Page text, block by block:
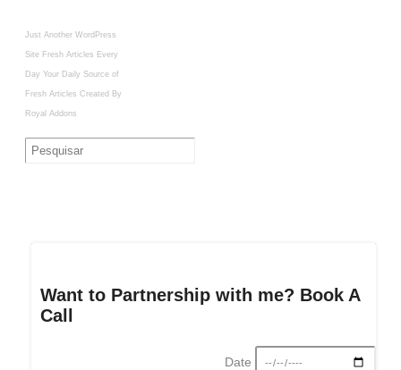
Just Another WordPress
Site Fresh Articles Every
Day Your Daily Source of
Fresh Articles Created By
Royal Addons
Want to Partnership with me? Book A
Call
Date